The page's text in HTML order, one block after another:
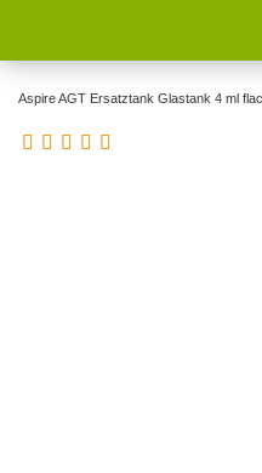
Aspire AGT Ersatztank Glastank 4 ml